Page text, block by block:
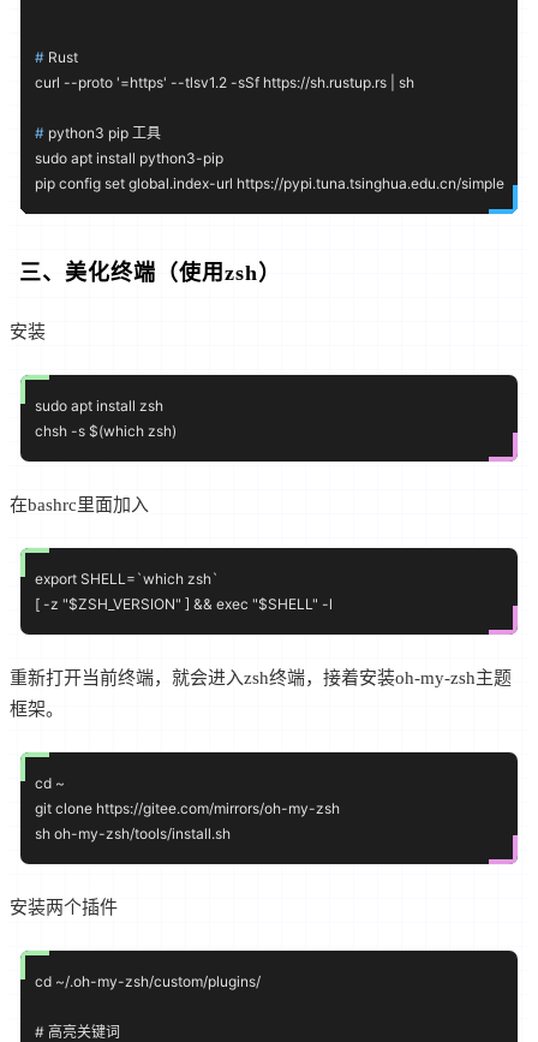
# Rust
# python3 pip 工具
sudo apt install python3-pip
三、美化终端（使用zsh）
安装
sudo apt install zsh
在bashrc里面加入
export SHELL=`which zsh`
重新打开当前终端，就会进入zsh终端，接着安装oh-my-zsh主题
框架。
cd ~
git clone https://gitee.com/mirrors/oh-my-zsh
安装两个插件
cd ~/.oh-my-zsh/custom/plugins/
# 高亮关键词